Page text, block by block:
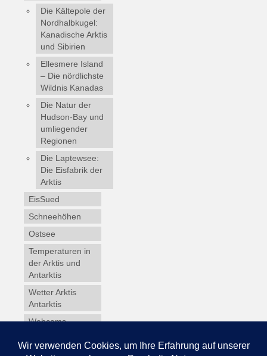
Die Kältepole der
Nordhalbkugel:
Kanadische Arktis
und Sibirien
Ellesmere Island
– Die nördlichste
Wildnis Kanadas
Die Natur der
Hudson-Bay und
umliegender
Regionen
Die Laptewsee:
Die Eisfabrik der
Arktis
EisSued
Schneehöhen
Ostsee
Temperaturen in
der Arktis und
Antarktis
Wetter Arktis
Antarktis
Webcams